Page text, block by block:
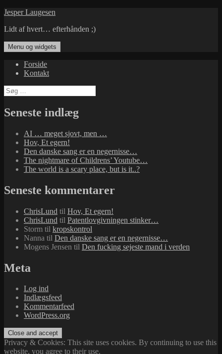
Hop
indhold
Jesper Laugesen
Lidt af hvert… efterhånden ;)
Menu og widgets
Forside
Kontakt
Søg
efter:
Seneste indlæg
AI … meget sjovt, men …
Hov, Et egern!
Den danske sang er en negernisse…
The nightmare of Childrens’ Youtube…
The world is a scary place, but is it..?
Seneste kommentarer
ChrisLund til Hov, Et egern!
ChrisLund til Patentlovgivningen stinker…
Storm til kropskontrol
Nanna til Den danske sang er en negernisse…
Mogens Jensen til Den fucking sejeste mand i verden
Meta
Log ind
Indlægsfeed
Kommentarfeed
WordPress.org
Privacy & Cookies: This site uses cookies. By continuing to use this
website, you agree to their use.